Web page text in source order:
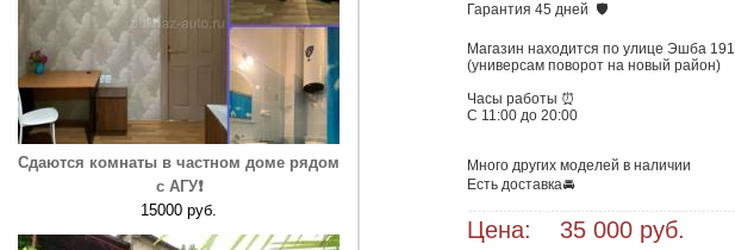
Сдаются комнаты в частном доме рядом
с АГУ❗️
15000 руб.
Гарантия 45 дней  🛡️
Магазин находится по улице Эшба 191
(универсам поворот на новый район)
Часы работы ⏰
С 11:00 до 20:00
Много других моделей в наличии
Цена: 35 000 руб.